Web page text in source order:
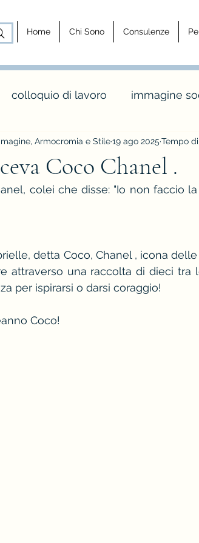
Home Chi Sono Consulenze
colloquio di lavoro immagine
d'immagine
stagione e palette inverno maglia
e palette primavera
Coco Chanel .
Armocromia e Stile19 ago 2025 Tempo
colei che disse: "Io non faccio
detta Coco, Chanel , icona delle
attraverso una raccolta di dieci tra
per ispirarsi o darsi coraggio!
Coco!